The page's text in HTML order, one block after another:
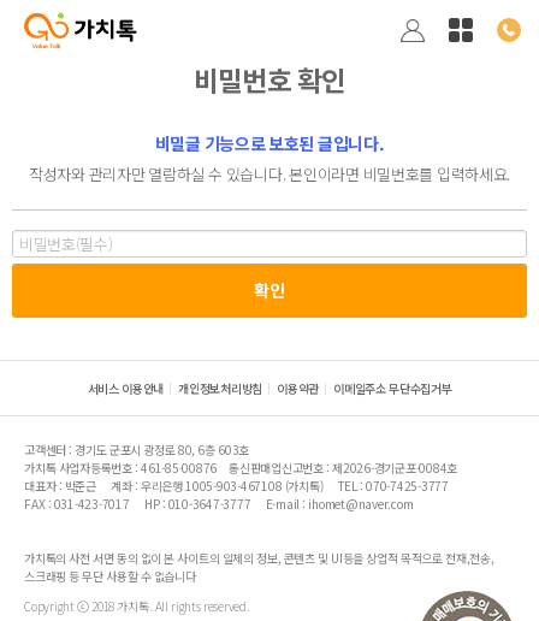
비밀번호 확인
비밀글 기능으로 보호된 글입니다.
작성자와 관리자만 열람하실 수 있습니다. 본인이라면 비밀번호를 입력하세요.
서비스 이용안내 개인정보처리방침 이용약관 이메일주소 무단수집거부
고객센터 : 경기도 군포시 광정로 80, 6층 603호
가치톡 사업자등록번호 : 461-85-00876
통신판매업신고번호 : 제2026-경기군포-0084호
대표자 : 박준근
계좌 : 우리은행 1005-903-467108 (가치톡)
TEL : 070-7425-3777
FAX : 031-423-7017
HP : 010-3647-3777 E-mail : ihomet@naver.com
가치톡의 사전 서면 동의 없이 본 사이트의 일체의 정보, 콘텐츠 및 UI등을 상업적 목적으로 전재,전송,
스크래핑 등 무단 사용할 수 없습니다
Copyright ⓒ 2018 가치톡. All rights reserved.